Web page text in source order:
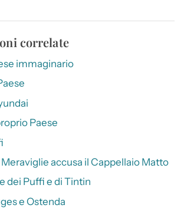
correlate
immaginario
Paese
accusa il Cappellaio Matto
dei Puffi e di Tintin
e Ostenda